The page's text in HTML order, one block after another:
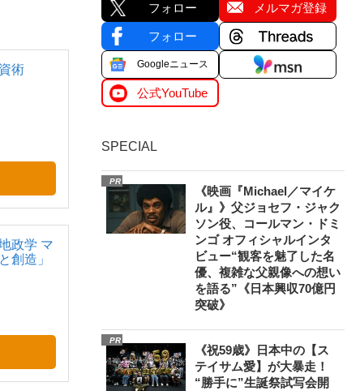
術
政学 マ
創造」
フォロー メルマガ登録
フォロー
Googleニュース
公式YouTube
SPECIAL
PR
《映画『Michael／マイケ
ル』》父ジョセフ・ジャク
ソン役、コールマン・ドミ
ンゴ オフィシャルインタ
ビュー“観客を魅了した名
優、複雑な父親像への想い
を語る”《日本興収70億円
突破》
PR
《祝59歳》日本中の【ス
テイサム愛】が大暴走！
“勝手に”生誕祭試写会開